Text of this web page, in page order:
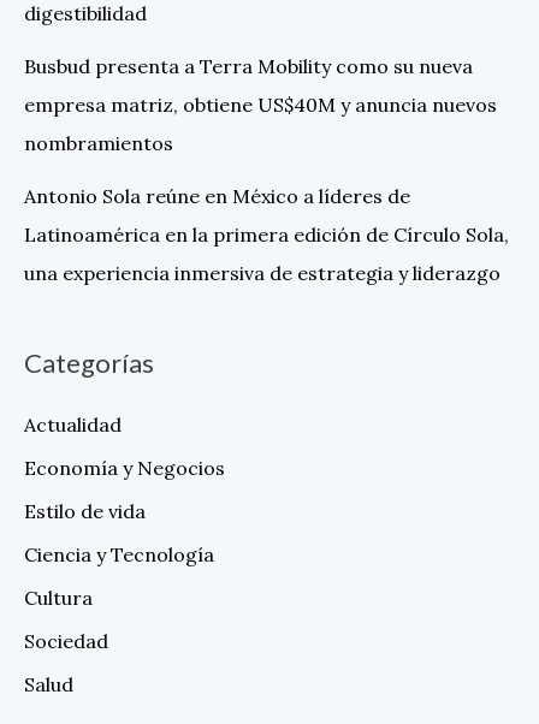
digestibilidad
Busbud presenta a Terra Mobility como su nueva
empresa matriz, obtiene US$40M y anuncia nuevos
nombramientos
Antonio Sola reúne en México a líderes de
Latinoamérica en la primera edición de Círculo Sola,
una experiencia inmersiva de estrategia y liderazgo
Categorías
Actualidad
Economía y Negocios
Estilo de vida
Ciencia y Tecnología
Cultura
Sociedad
Salud